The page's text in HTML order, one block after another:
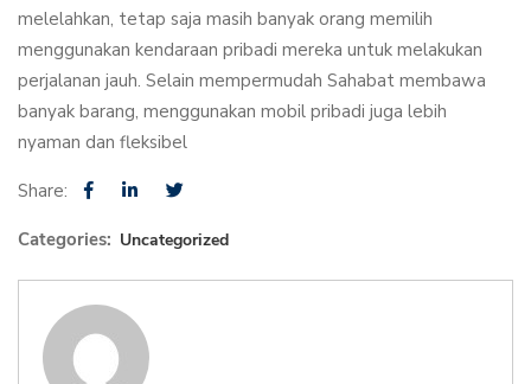
melelahkan, tetap saja masih banyak orang memilih
menggunakan kendaraan pribadi mereka untuk melakukan
perjalanan jauh. Selain mempermudah Sahabat membawa
banyak barang, menggunakan mobil pribadi juga lebih
nyaman dan fleksibel
Share:
Categories: Uncategorized